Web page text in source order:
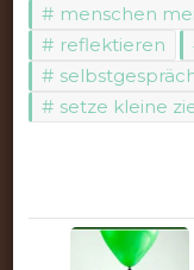
menschen
reflektieren
setze kleine